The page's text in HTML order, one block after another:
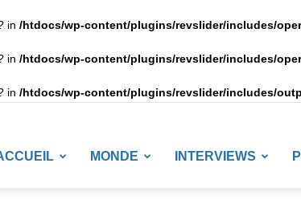
in /htdocs/wp-content/plugins/revslider/includes/
in /htdocs/wp-content/plugins/revslider/includes/
in /htdocs/wp-content/plugins/revslider/includes/
MONDE INTERVIEWS